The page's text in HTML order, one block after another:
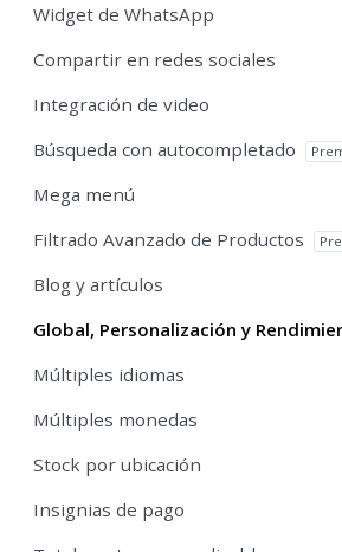
Widget de WhatsApp
Compartir en redes sociales
Integración de video
Búsqueda con autocompletado
Mega menú
Filtrado Avanzado de Productos
Blog y artículos
Global, Personalización y
Múltiples idiomas
Múltiples monedas
Stock por ubicación
Insignias de pago